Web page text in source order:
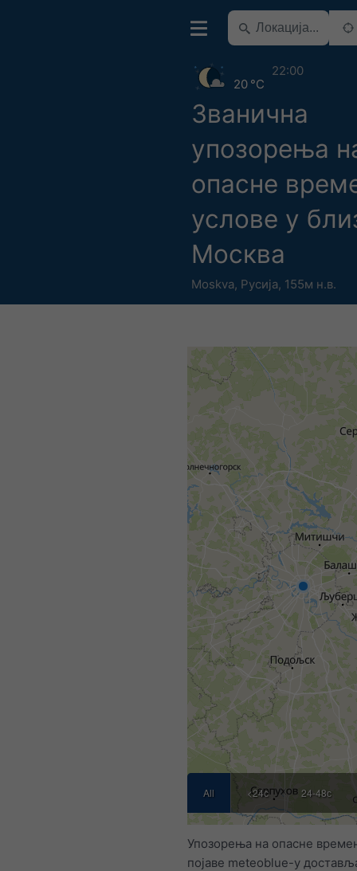
Званична
упозорења
опасне
услове у
Москва
Moskva, Русија, 155м н.в.
20 °C
22:00
All <24с 24-48с
Упозорења на опасне
појаве meteoblue-у